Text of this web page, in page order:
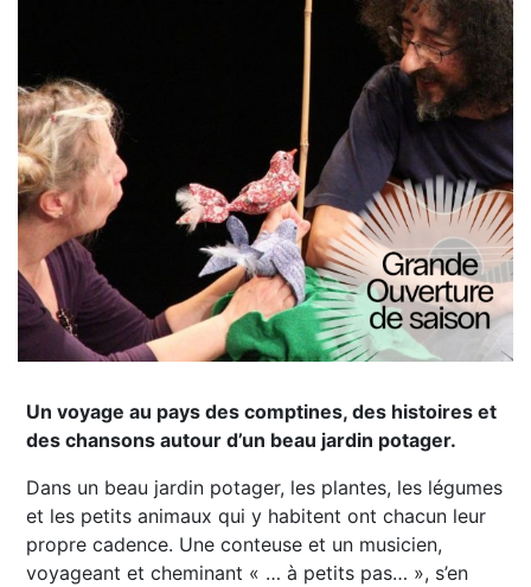
Un voyage au pays des comptines, des histoires et
des chansons autour d’un beau jardin potager.
Dans un beau jardin potager, les plantes, les légumes
et les petits animaux qui y habitent ont chacun leur
propre cadence. Une conteuse et un musicien,
voyageant et cheminant « … à petits pas… », s’en